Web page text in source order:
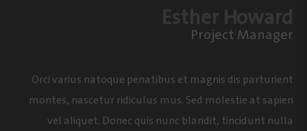
Esther Howard
Project Manager
Orci varius natoque penatibus et magnis dis parturient
montes, nascetur ridiculus mus. Sed molestie at sapien
vel aliquet. Donec quis nunc blandit, tincidunt nulla